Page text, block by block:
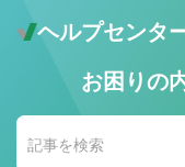
ヘルプセンタ
メ
お困りの